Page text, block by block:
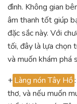
đình. Không gian
âm thanh tốt giúp
đặc sắc này. Với
tối, đây là lựa chọn
và muốn khám phá
+Làng nón Tây Hồ
thơ, và nếu muốn